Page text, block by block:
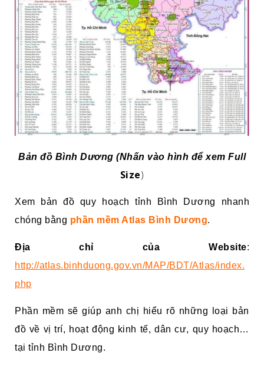
Bản đồ Bình Dương (Nhấn vào hình để xem Full
Size)
Xem bản đồ quy hoạch tỉnh Bình Dương nhanh
chóng bằng phần mềm Atlas Bình Dương.
Địa chỉ của Website:
http://atlas.binhduong.gov.vn/MAP/BDT/Atlas/index.
php
Phần mềm sẽ giúp anh chị hiểu rõ những loại bản
đồ về vị trí, hoạt động kinh tế, dân cư, quy hoạch…
tại tỉnh Bình Dương.